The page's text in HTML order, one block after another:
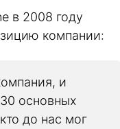
в 2008 году
компании:
и
основных
до нас мог